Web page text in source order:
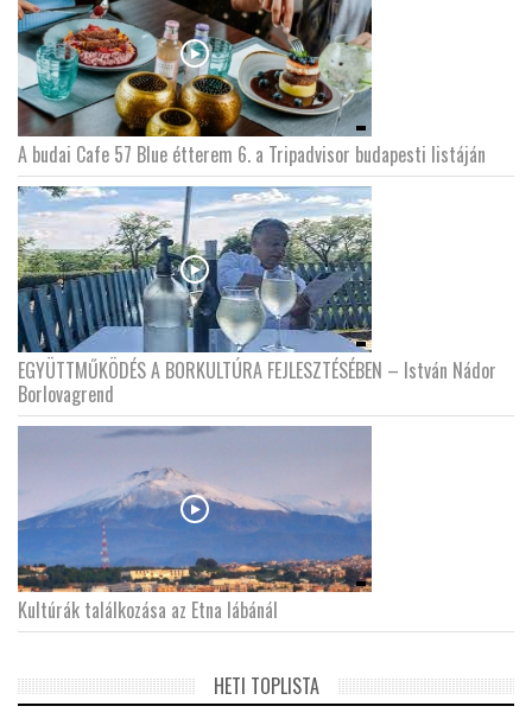
A budai Cafe 57 Blue étterem 6. a Tripadvisor budapesti listáján
EGYÜTTMŰKÖDÉS A BORKULTÚRA FEJLESZTÉSÉBEN – István Nádor
Borlovagrend
Kultúrák találkozása az Etna lábánál
HETI TOPLISTA